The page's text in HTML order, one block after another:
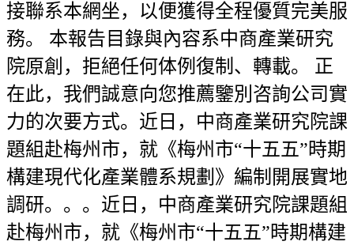
接聯系本網坐，以便獲得全程優質完美服
務。 本報告目錄與內容系中商產業研究
院原創，拒絕任何体例復制、轉載。 正
在此，我們誠意向您推薦鑒別咨詢公司實
力的次要方式。近日，中商產業研究院課
題組赴梅州市，就《梅州市“十五五”時期
構建現代化產業體系規劃》編制開展實地
調研。。。近日，中商產業研究院課題組
赴梅州市，就《梅州市“十五五”時期構建